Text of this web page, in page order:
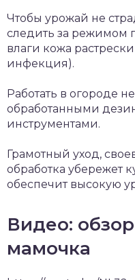
Чтобы урожай не
следить за режимом
влаги кожа
инфекция).
Работать в огороде
обработанными
инструментами.
Грамотный уход,
обработка убережет
обеспечит высокую
Видео:
мамочка